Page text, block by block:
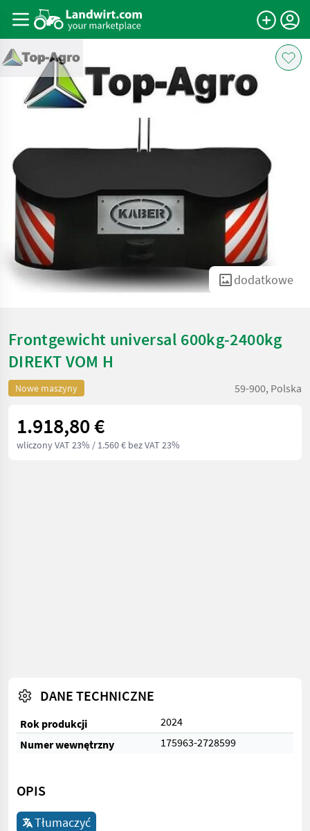
dodatkowe
Frontgewicht universal 600kg-2400kg
DIREKT VOM H
Nowe maszyny 59-900, Polska
1.918,80 €
wliczony VAT 23% / 1.560 € bez VAT 23%
DANE TECHNICZNE
Rok produkcji
2024
Numer wewnętrzny
175963-2728599
OPIS
Tłumaczyć